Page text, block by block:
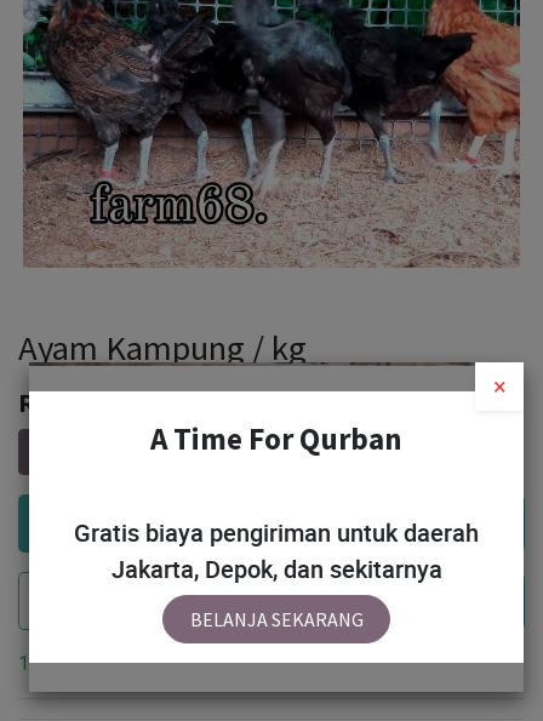
Ayam Kampung / kg
Rp
Add to Cart
Buy Now
10 Units available
A Time For Qurban
Gratis biaya pengiriman untuk daerah
Jakarta, Depok, dan sekitarnya
BELANJA SEKARANG